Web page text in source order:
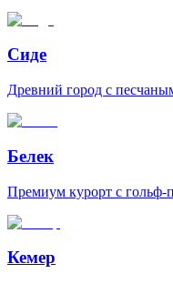
Сиде
Древний город с
Белек
Премиум курорт с
Кемер